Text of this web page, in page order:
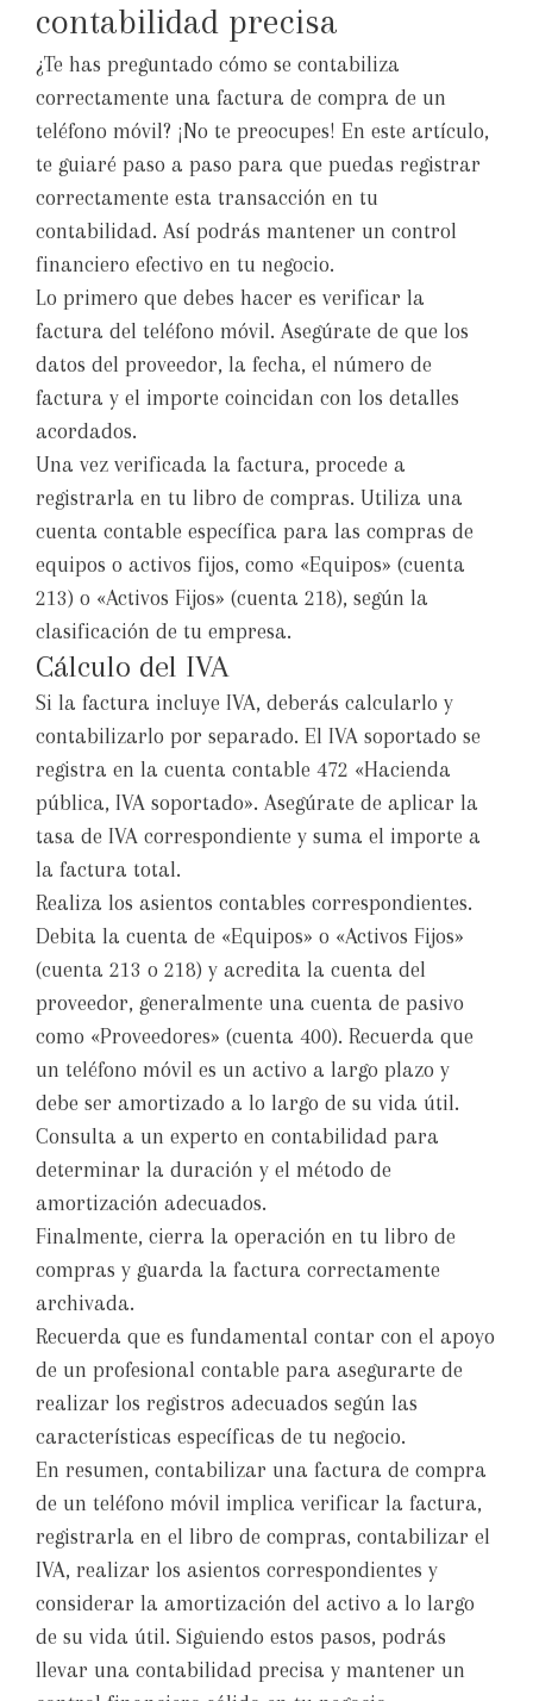
contabilidad precisa
¿Te has preguntado cómo se contabiliza
correctamente una factura de compra de un
teléfono móvil? ¡No te preocupes! En este artículo,
te guiaré paso a paso para que puedas registrar
correctamente esta transacción en tu
contabilidad. Así podrás mantener un control
financiero efectivo en tu negocio.
Lo primero que debes hacer es verificar la
factura del teléfono móvil. Asegúrate de que los
datos del proveedor, la fecha, el número de
factura y el importe coincidan con los detalles
acordados.
Una vez verificada la factura, procede a
registrarla en tu libro de compras. Utiliza una
cuenta contable específica para las compras de
equipos o activos fijos, como «Equipos» (cuenta
213) o «Activos Fijos» (cuenta 218), según la
clasificación de tu empresa.
Cálculo del IVA
Si la factura incluye IVA, deberás calcularlo y
contabilizarlo por separado. El IVA soportado se
registra en la cuenta contable 472 «Hacienda
pública, IVA soportado». Asegúrate de aplicar la
tasa de IVA correspondiente y suma el importe a
la factura total.
Realiza los asientos contables correspondientes.
Debita la cuenta de «Equipos» o «Activos Fijos»
(cuenta 213 o 218) y acredita la cuenta del
proveedor, generalmente una cuenta de pasivo
como «Proveedores» (cuenta 400). Recuerda que
un teléfono móvil es un activo a largo plazo y
debe ser amortizado a lo largo de su vida útil.
Consulta a un experto en contabilidad para
determinar la duración y el método de
amortización adecuados.
Finalmente, cierra la operación en tu libro de
compras y guarda la factura correctamente
archivada.
Recuerda que es fundamental contar con el apoyo
de un profesional contable para asegurarte de
realizar los registros adecuados según las
características específicas de tu negocio.
En resumen, contabilizar una factura de compra
de un teléfono móvil implica verificar la factura,
registrarla en el libro de compras, contabilizar el
IVA, realizar los asientos correspondientes y
considerar la amortización del activo a lo largo
de su vida útil. Siguiendo estos pasos, podrás
llevar una contabilidad precisa y mantener un